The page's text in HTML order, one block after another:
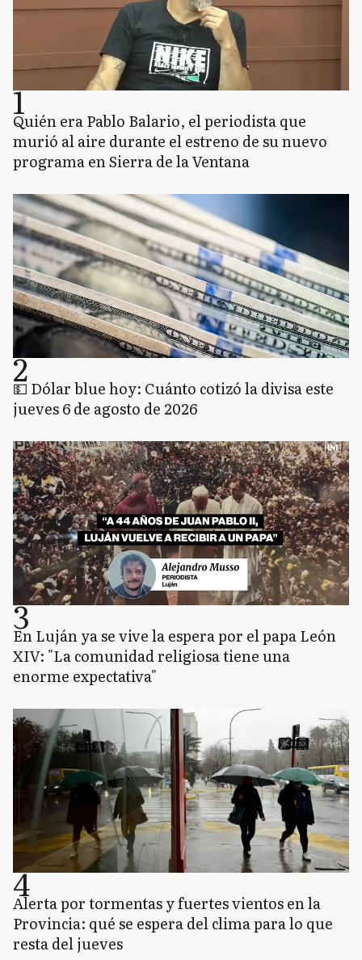
1
Quién era Pablo Balario, el periodista que
murió al aire durante el estreno de su nuevo
programa en Sierra de la Ventana
2
💵 Dólar blue hoy: Cuánto cotizó la divisa este
jueves 6 de agosto de 2026
3
En Luján ya se vive la espera por el papa León
XIV: "La comunidad religiosa tiene una
enorme expectativa"
4
Alerta por tormentas y fuertes vientos en la
Provincia: qué se espera del clima para lo que
resta del jueves